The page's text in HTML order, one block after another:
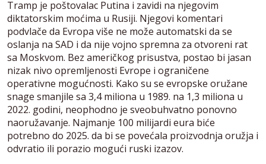
Tramp je poštovalac Putina i zavidi na njegovim
diktatorskim moćima u Rusiji. Njegovi komentari
podvlače da Evropa više ne može automatski da se
oslanja na SAD i da nije vojno spremna za otvoreni rat
sa Moskvom. Bez američkog prisustva, postao bi jasan
nizak nivo opremljenosti Evrope i ograničene
operativne mogućnosti. Kako su se evropske oružane
snage smanjile sa 3,4 miliona u 1989. na 1,3 miliona u
2022. godini, neophodno je sveobuhvatno ponovno
naoružavanje. Najmanje 100 milijardi eura biće
potrebno do 2025. da bi se povećala proizvodnja oružja i
odvratio ili porazio mogući ruski izazov.